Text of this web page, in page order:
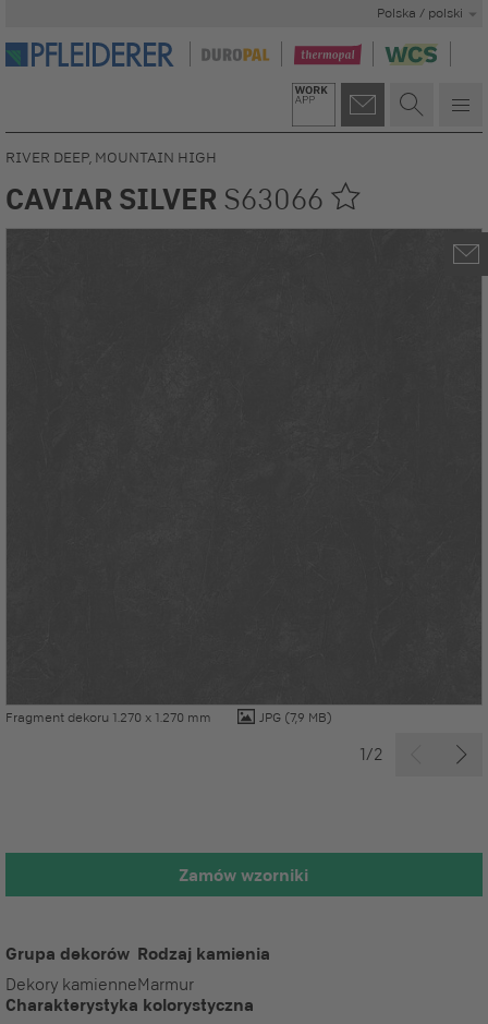
Polska / polski
Fragment dekoru 1.270 x 1.270 mm JPG (7,9 MB)
1/2
RIVER DEEP, MOUNTAIN HIGH
CAVIAR SILVER S63066
Zamów wzorniki
Grupa dekorów
Dekory kamienne
Rodzaj kamienia
Marmur
Charakterystyka kolorystyczna